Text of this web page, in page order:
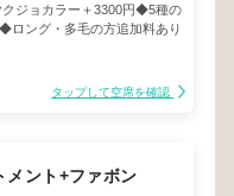
ジョカラー＋3300円◆5種の
ロング・多毛の方追加料あり
タップして空席を確認
メント+ファボン